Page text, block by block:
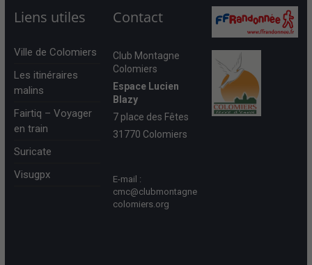
Liens utiles
Ville de Colomiers
Les itinéraires
malins
Fairtiq – Voyager
en train
Suricate
Visugpx
Contact
Club Montagne
Colomiers
Espace Lucien
Blazy
7 place des Fêtes
31770 Colomiers
E-mail :
cmc@clubmontagne
colomiers.org